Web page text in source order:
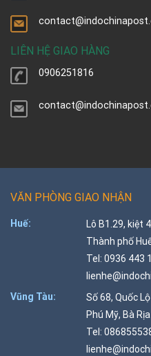
LIÊN HỆ GIAO HÀNG
0906251816
VĂN PHÒNG GIAO NHẬN
Huế:
Lô B1.29, kiệt
Thành phố
Tel: 0936 443
Vũng Tàu:
Số 68, Quốc
Phú Mỹ, Bà Rịa
Tel: